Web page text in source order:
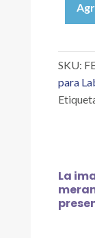
DE
50X80
CM.,
SKU:
para
La